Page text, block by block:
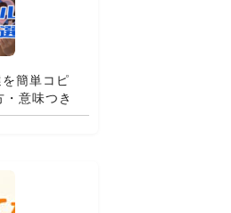
簡単コピ
意味つき